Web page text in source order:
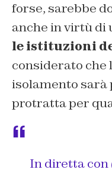
forse, sarebbe
anche in virtù di
le istituzioni
considerato che
isolamento
protratta per
In diretta con